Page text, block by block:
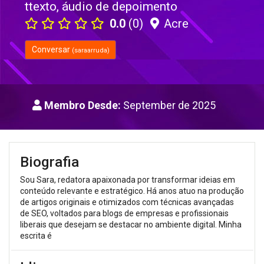
ttexto, áudio de depoimento
0.0(0) Acre
Conversar (saraarruda)
Membro Desde: September de 2025
Biografia
Sou Sara, redatora apaixonada por transformar ideias em
conteúdo relevante e estratégico. Há anos atuo na produção
de artigos originais e otimizados com técnicas avançadas
de SEO, voltados para blogs de empresas e profissionais
liberais que desejam se destacar no ambiente digital. Minha
escrita é